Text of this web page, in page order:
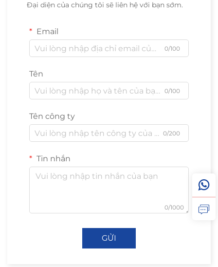
Đại diện của chúng tôi sẽ liên hệ với bạn sớm.
Email
0/100
Tên
0/100
Tên công ty
0/200
Tin nhắn
0/1000
GỬI